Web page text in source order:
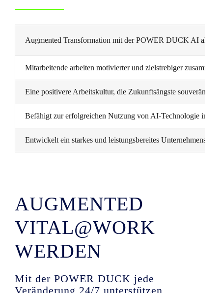
Augmented Transformation mit der POWER DUCK AI als
Mitarbeitende arbeiten motivierter und zielstrebiger zusammen
Eine positivere Arbeitskultur, die Zukunftsängste souverän
Befähigt zur erfolgreichen Nutzung von AI-Technologie in
Entwickelt ein starkes und leistungsbereites
AUGMENTED
VITAL@WORK
WERDEN
Mit der POWER DUCK jede
Veränderung 24/7 unterstützen